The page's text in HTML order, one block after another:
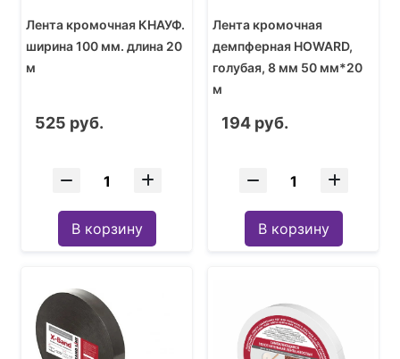
Лента кромочная КНАУФ.
ширина 100 мм. длина 20
м
525 руб.
В корзину
Лента кромочная
демпферная HOWARD,
голубая, 8 мм 50 мм*20
м
194 руб.
В корзину